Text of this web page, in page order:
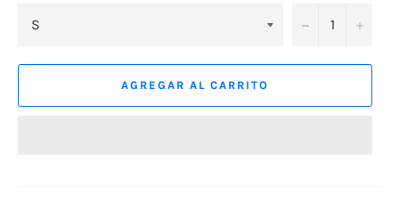
− +
AGREGAR AL CARRITO